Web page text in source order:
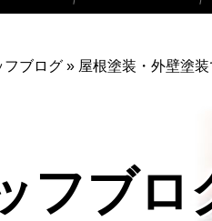
フブログ » 屋根塗装・外壁塗
フブロ